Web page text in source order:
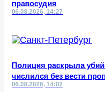
правосудия
06.08.2026, 14:27
Полиция раскрыла
числился без вести
06.08.2026, 14:02